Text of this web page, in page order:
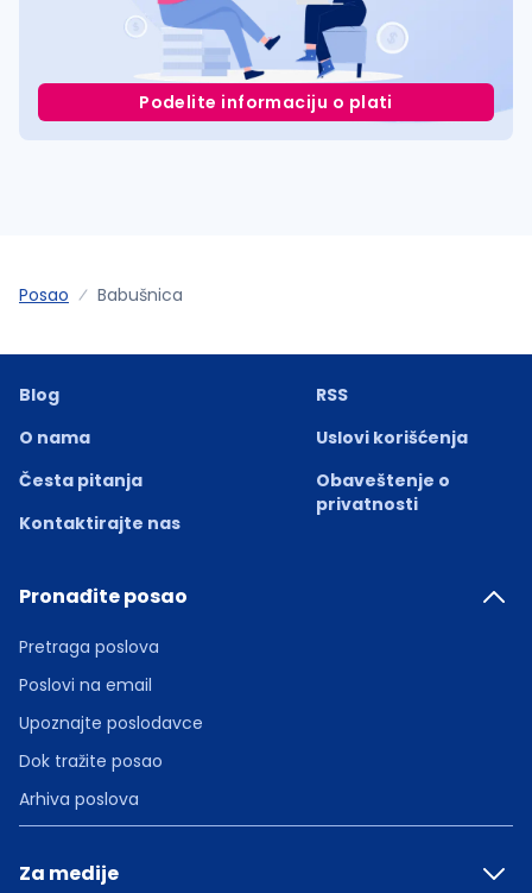
Podelite informaciju o plati
Posao Babušnica
Blog
O nama
Česta pitanja
Kontaktirajte nas
RSS
Uslovi korišćenja
Obaveštenje o
privatnosti
Pronađite posao
Pretraga poslova
Poslovi na email
Upoznajte poslodavce
Dok tražite posao
Arhiva poslova
Za medije